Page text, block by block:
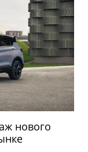
нового